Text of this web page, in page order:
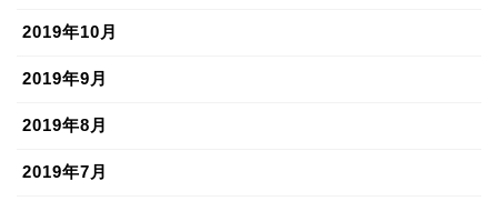
2019年10月
2019年9月
2019年8月
2019年7月